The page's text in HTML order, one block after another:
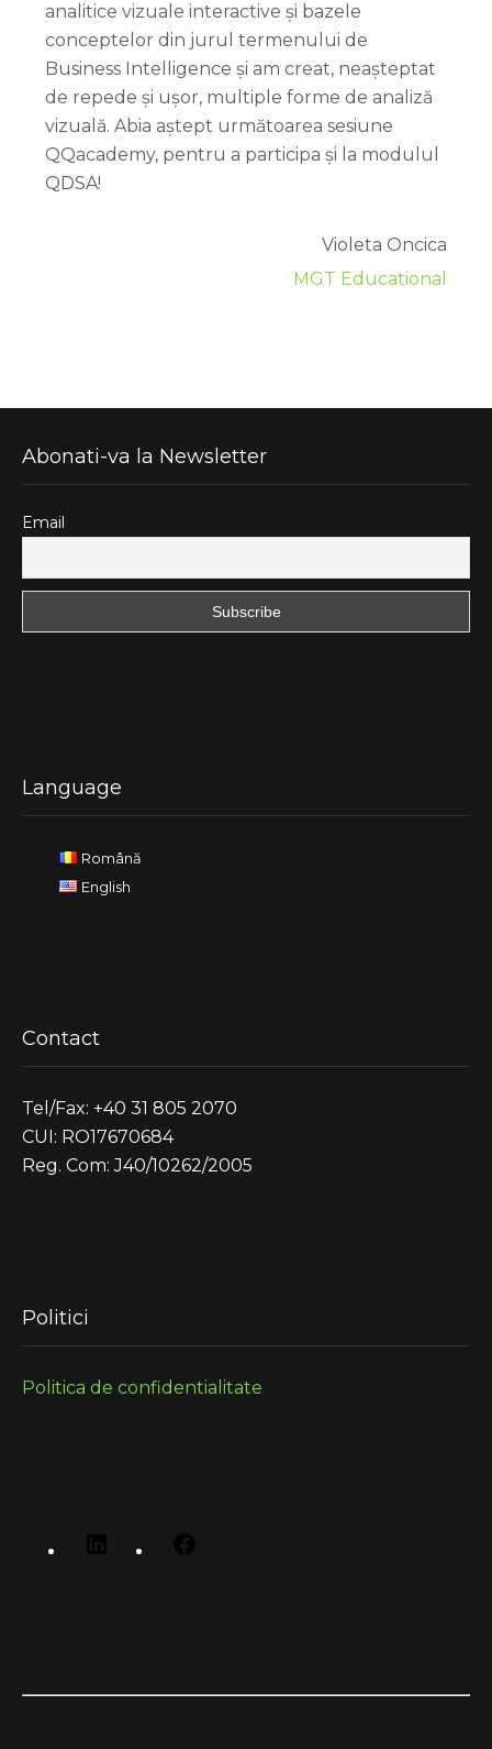
analitice vizuale interactive și bazele
conceptelor din jurul termenului de
Business Intelligence și am creat, neașteptat
de repede și ușor, multiple forme de analiză
vizuală. Abia aștept următoarea sesiune
QQacademy, pentru a participa și la modulul
QDSA!
Violeta Oncica
MGT Educational
Abonati-va la Newsletter
Email
Language
Română
English
Contact
Tel/Fax: +40 31 805 2070
CUI: RO17670684
Reg. Com: J40/10262/2005
Politici
Politica de confidentialitate